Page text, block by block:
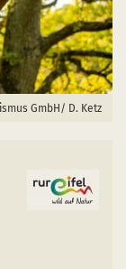
GmbH/ D. Ketz